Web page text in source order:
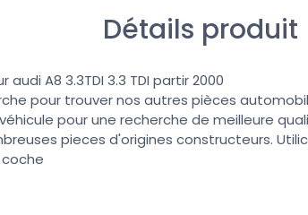
Détails produit
audi A8 3.3TDI 3.3 TDI partir 2000
pour trouver nos autres pièces
pour une recherche de meilleure
pieces d'origines constructeurs.